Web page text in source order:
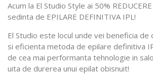
Acum la El Studio Style ai 50%
sedinta de EPILARE DEFINITIVA IPL!
El Studio este locul unde vei beneficia de
si eficienta metoda de epilare definitiva
de cea mai performanta tehnologie in
uita de durerea unui epilat obisnuit!